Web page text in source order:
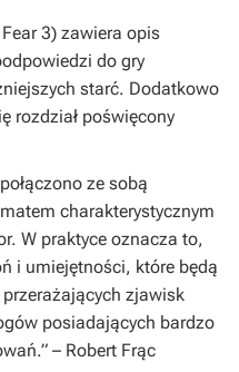
3) zawiera opis
do gry
starć. Dodatkowo
rozdział poświęcony
ze sobą
charakterystycznym
W praktyce oznacza to,
i umiejętności, które będą
zjawisk
posiadających bardzo
– Robert Frąc